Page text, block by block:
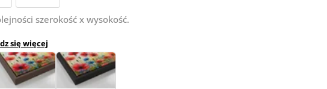
szerokość x wysokość.
się więcej